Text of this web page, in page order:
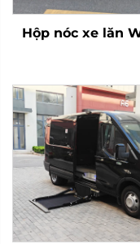
Hộp nóc xe lăn